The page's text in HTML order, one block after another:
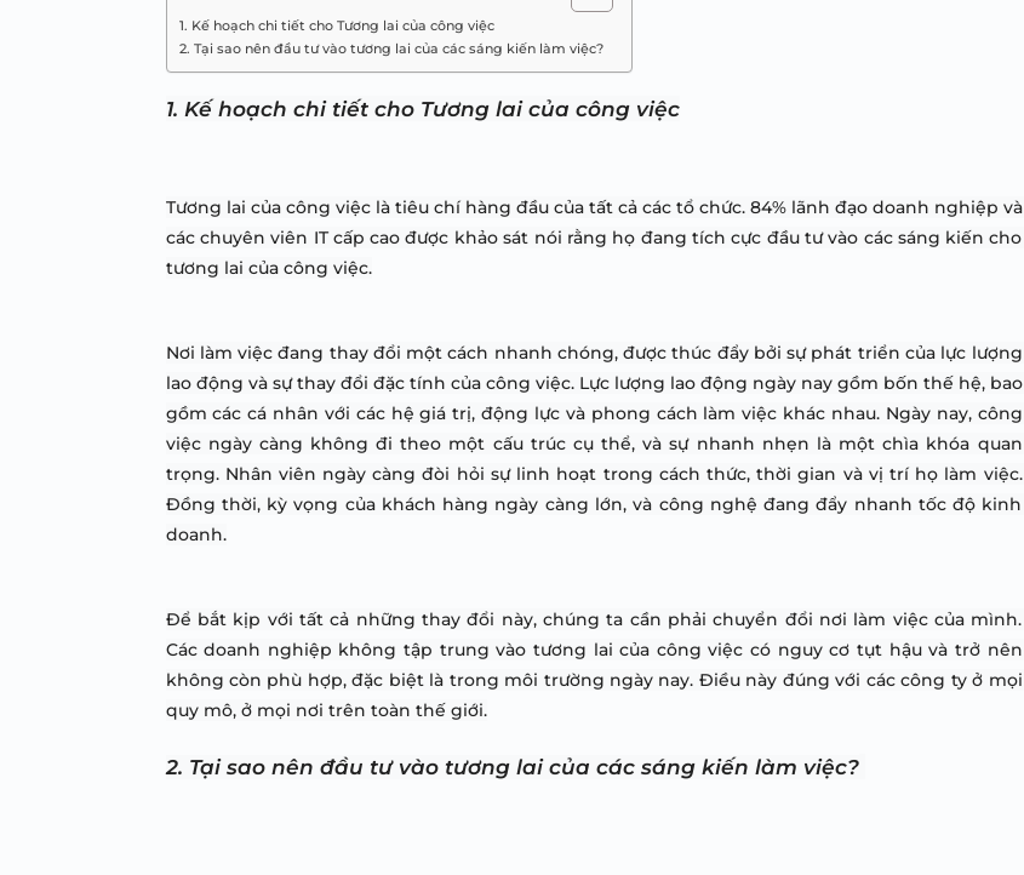
1. Kế hoạch chi tiết cho Tương lai của công việc
2. Tại sao nên đầu tư vào tương lai của các sáng kiến ​​làm việc?
1. Kế hoạch chi tiết cho Tương lai của công việc
Tương lai của công việc là tiêu chí hàng đầu của tất cả các tổ chức. 84% lãnh đạo doanh nghiệp và
các chuyên viên IT cấp cao được khảo sát nói rằng họ đang tích cực đầu tư vào các sáng kiến cho
tương lai của công việc.
Nơi làm việc đang thay đổi một cách nhanh chóng, được thúc đẩy bởi sự phát triển của lực lượng
lao động và sự thay đổi đặc tính của công việc. Lực lượng lao động ngày nay gồm bốn thế hệ, bao
gồm các cá nhân với các hệ giá trị, động lực và phong cách làm việc khác nhau. Ngày nay, công
việc ngày càng không đi theo một cấu trúc cụ thể, và sự nhanh nhẹn là một chìa khóa quan
trọng. Nhân viên ngày càng đòi hỏi sự linh hoạt trong cách thức, thời gian và vị trí họ làm việc.
Đồng thời, kỳ vọng của khách hàng ngày càng lớn, và công nghệ đang đẩy nhanh tốc độ kinh
doanh.
Để bắt kịp với tất cả những thay đổi này, chúng ta cần phải chuyển đổi nơi làm việc của mình.
Các doanh nghiệp không tập trung vào tương lai của công việc có nguy cơ tụt hậu và trở nên
không còn phù hợp, đặc biệt là trong môi trường ngày nay. Điều này đúng với các công ty ở mọi
quy mô, ở mọi nơi trên toàn thế giới.
2. Tại sao nên đầu tư vào tương lai của các sáng kiến ​​làm việc?